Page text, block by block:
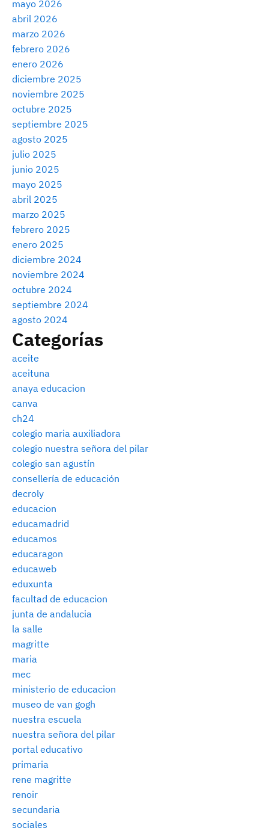
mayo 2026
abril 2026
marzo 2026
febrero 2026
enero 2026
diciembre 2025
noviembre 2025
octubre 2025
septiembre 2025
agosto 2025
julio 2025
junio 2025
mayo 2025
abril 2025
marzo 2025
febrero 2025
enero 2025
diciembre 2024
noviembre 2024
octubre 2024
septiembre 2024
agosto 2024
Categorías
aceite
aceituna
anaya educacion
canva
ch24
colegio maria auxiliadora
colegio nuestra señora del pilar
colegio san agustín
consellería de educación
decroly
educacion
educamadrid
educamos
educaragon
educaweb
eduxunta
facultad de educacion
junta de andalucia
la salle
magritte
maria
mec
ministerio de educacion
museo de van gogh
nuestra escuela
nuestra señora del pilar
portal educativo
primaria
rene magritte
renoir
secundaria
sociales